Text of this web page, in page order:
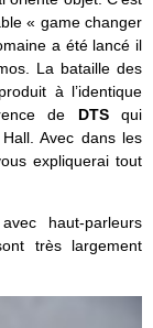
« game changer
a été lancé il
La bataille des
à l’identique
de DTSqui
Avec dans les
expliquerai tout
haut-parleurs
très largement